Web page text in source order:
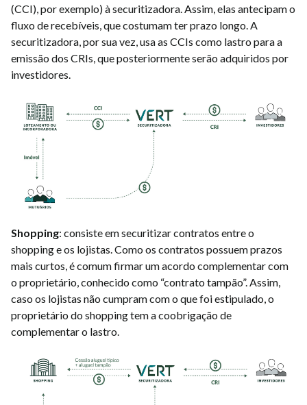
(CCI), por exemplo) à securitizadora. Assim, elas antecipam o
fluxo de recebíveis, que costumam ter prazo longo. A
securitizadora, por sua vez, usa as CCIs como lastro para a
emissão dos CRIs, que posteriormente serão adquiridos por
investidores.
Shopping: consiste em securitizar contratos entre o
shopping e os lojistas. Como os contratos possuem prazos
mais curtos, é comum firmar um acordo complementar com
o proprietário, conhecido como “contrato tampão”. Assim,
caso os lojistas não cumpram com o que foi estipulado, o
proprietário do shopping tem a coobrigação de
complementar o lastro.